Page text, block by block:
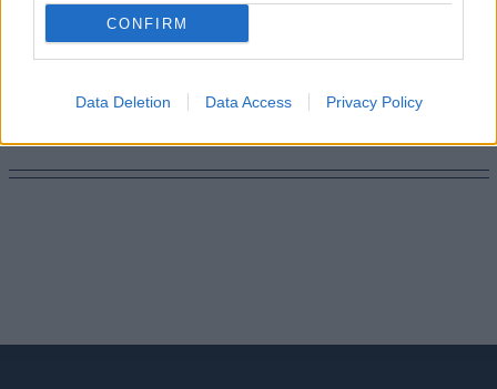
CONFIRM
Data Deletion Data Access Privacy Policy
AZIENDE E MERCATI
Davide Sechi
Visa riscrive il concetto di premium: l’AI diventa il nuovo